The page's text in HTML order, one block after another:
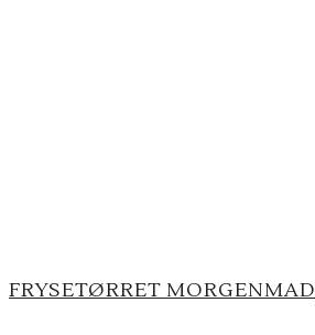
FRYSETØRRET MORGENMAD